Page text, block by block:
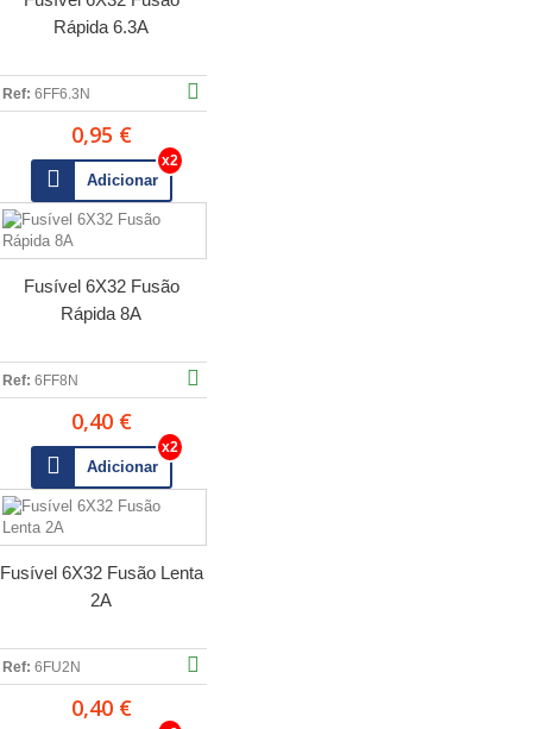
Rápida 6.3A
Ref: 6FF6.3N
0,95 €
Adicionar
Fusível 6X32 Fusão
Rápida 8A
Ref: 6FF8N
0,40 €
Adicionar
Fusível 6X32 Fusão Lenta
2A
Ref: 6FU2N
0,40 €